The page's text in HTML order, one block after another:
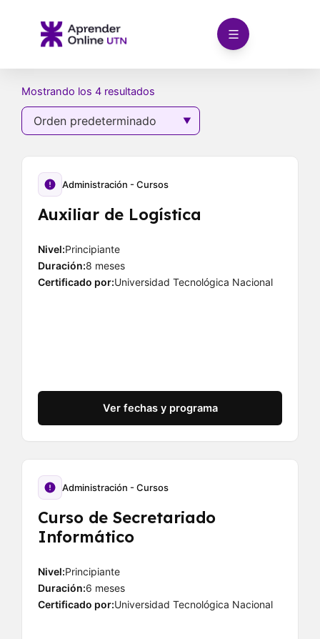
contenido
Mostrando los 4 resultados
Administración - Cursos
Auxiliar de Logística
Nivel:Principiante
Duración:8 meses
Certificado por:Universidad Tecnológica Nacional
Ver fechas y programa
Administración - Cursos
Curso de Secretariado
Informático
Nivel:Principiante
Duración:6 meses
Certificado por:Universidad Tecnológica Nacional